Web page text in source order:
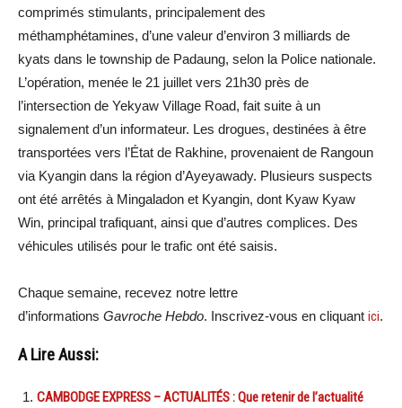
comprimés stimulants, principalement des
méthamphétamines, d’une valeur d’environ 3 milliards de
kyats dans le township de Padaung, selon la Police nationale.
L’opération, menée le 21 juillet vers 21h30 près de
l’intersection de Yekyaw Village Road, fait suite à un
signalement d’un informateur. Les drogues, destinées à être
transportées vers l’État de Rakhine, provenaient de Rangoun
via Kyangin dans la région d’Ayeyawady. Plusieurs suspects
ont été arrêtés à Mingaladon et Kyangin, dont Kyaw Kyaw
Win, principal trafiquant, ainsi que d’autres complices. Des
véhicules utilisés pour le trafic ont été saisis.
Chaque semaine, recevez notre lettre
d’informations Gavroche Hebdo. Inscrivez-vous en cliquant ici.
A Lire Aussi:
CAMBODGE EXPRESS – ACTUALITÉS : Que retenir de l’actualité